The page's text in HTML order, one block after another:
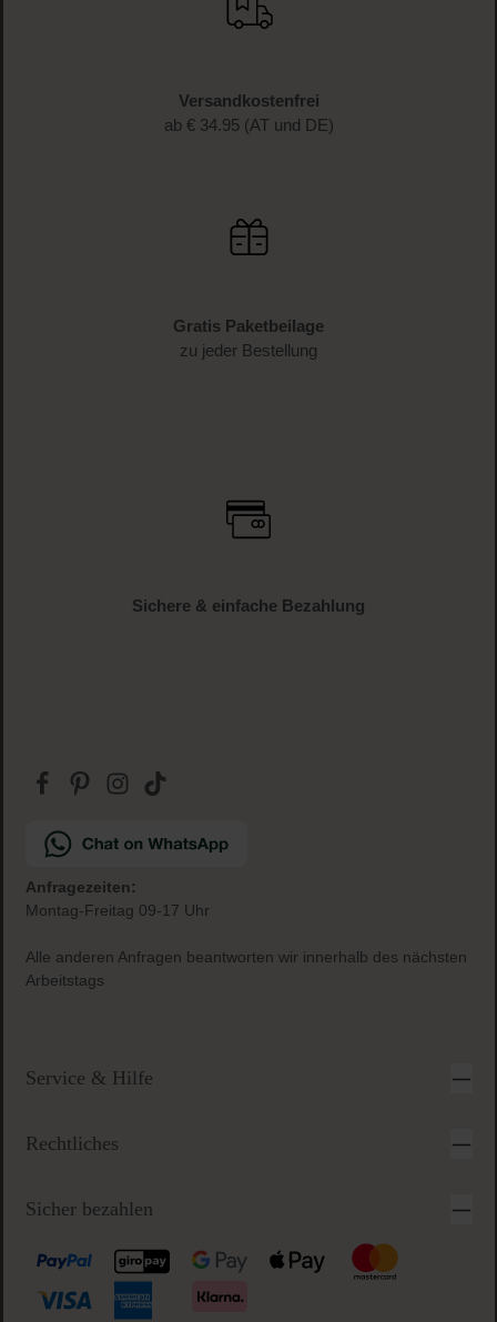
Versandkostenfrei
ab € 34.95 (AT und DE)
Gratis Paketbeilage
zu jeder Bestellung
Sichere & einfache Bezahlung
Anfragezeiten:
Montag-Freitag 09-17 Uhr
Alle anderen Anfragen beantworten wir innerhalb des nächsten
Arbeitstags
Service & Hilfe
Rechtliches
Sicher bezahlen